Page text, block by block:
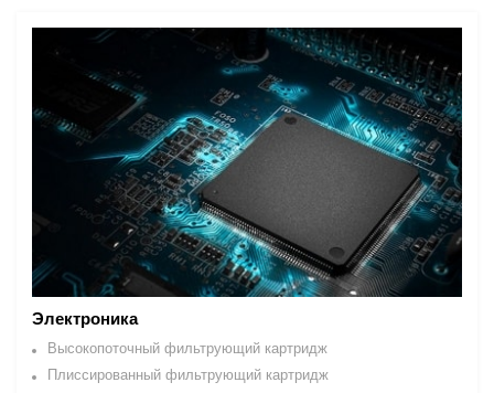
Электроника
Высокопоточный фильтрующий картридж
Плиссированный фильтрующий картридж